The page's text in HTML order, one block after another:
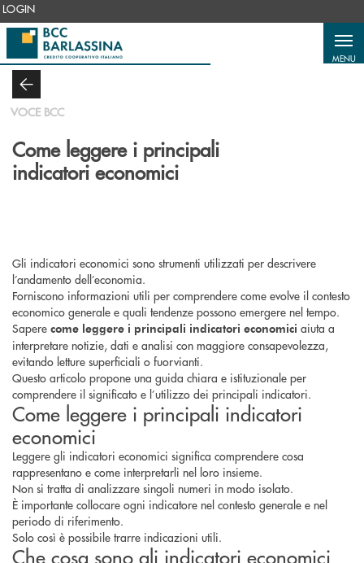
Salta al contenuto principale
LOGIN
MENU
VOCE BCC
Come leggere i principali
indicatori economici
Gli indicatori economici sono strumenti utilizzati per descrivere
l’andamento dell’economia.
Forniscono informazioni utili per comprendere come evolve il contesto
economico generale e quali tendenze possono emergere nel tempo.
Sapere come leggere i principali indicatori economici aiuta a
interpretare notizie, dati e analisi con maggiore consapevolezza,
evitando letture superficiali o fuorvianti.
Questo articolo propone una guida chiara e istituzionale per
comprendere il significato e l’utilizzo dei principali indicatori.
Come leggere i principali indicatori
economici
Leggere gli indicatori economici significa comprendere cosa
rappresentano e come interpretarli nel loro insieme.
Non si tratta di analizzare singoli numeri in modo isolato.
È importante collocare ogni indicatore nel contesto generale e nel
periodo di riferimento.
Solo così è possibile trarre indicazioni utili.
Che cosa sono gli indicatori economici